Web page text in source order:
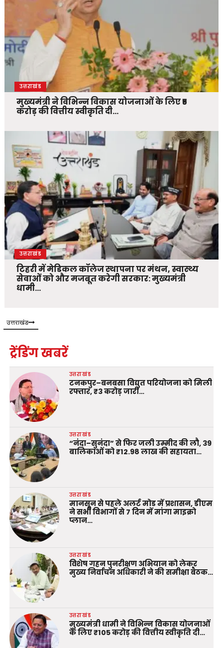
उत्तराखंड
मुख्यमंत्री ने विभिन्न विकास योजनाओं के लिए ₹5
करोड़ की वित्तीय स्वीकृति दी…
उत्तराखंड
टिहरी में मेडिकल कॉलेज स्थापना पर मंथन, स्वास्थ्य
सेवाओं को और मजबूत करेगी सरकार: मुख्यमंत्री
धामी…
उत्तराखंड
ट्रेंडिंग खबरें
उत्तराखंड
टनकपुर–बनबसा विद्युत परियोजना को मिली
रफ्तार, ₹3 करोड़ जारी…
उत्तराखंड
“नंदा–सुनंदा” से फिर जली उम्मीद की लौ, 39
बालिकाओं को ₹12.98 लाख की सहायता…
उत्तराखंड
मानसून से पहले अलर्ट मोड में प्रशासन, डीएम
ने सभी विभागों से 7 दिन में मांगा माइक्रो
प्लान…
उत्तराखंड
विशेष गहन पुनरीक्षण अभियान को लेकर
मुख्य निर्वाचन अधिकारी ने की समीक्षा बैठक…
उत्तराखंड
मुख्यमंत्री धामी ने विभिन्न विकास योजनाओं
के लिए ₹105 करोड़ की वित्तीय स्वीकृति दी…